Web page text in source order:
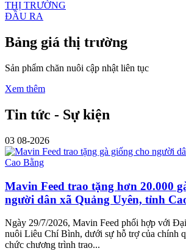
THỊ TRƯỜNG
ĐẦU RA
Bảng giá thị trường
Sản phẩm chăn nuôi cập nhật liên tục
Xem thêm
Tin tức - Sự kiện
03 08-2026
Mavin Feed trao tặng hơn 20.000
người dân xã Quảng Uyên, tỉnh
Ngày 29/7/2026, Mavin Feed phối hợp với
nuôi Liêu Chí Bình, dưới sự hỗ trợ của chính
chức chương trình trao...